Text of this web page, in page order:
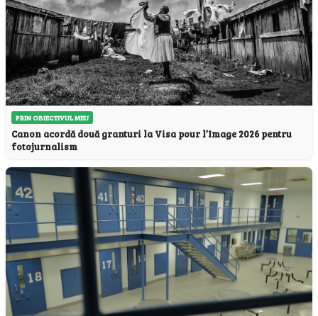
PRIN OBIECTIVUL MEU
Canon acordă două granturi la Visa pour l’Image 2026 pentru
fotojurnalism